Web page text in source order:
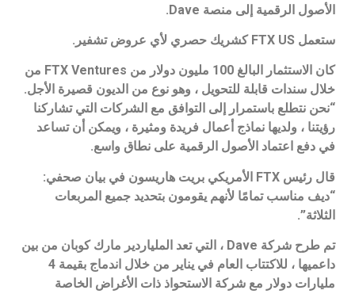
الأصول الرقمية إلى منصة Dave.
ستعمل FTX US كشريك حصري لأي عروض تشفير.
كان الاستثمار البالغ 100 مليون دولار من FTX Ventures من
خلال سندات قابلة للتحويل ، وهو نوع من الديون قصيرة الأجل.
“نحن نتطلع باستمرار إلى التوافق مع الشركات التي تشاركنا
رؤيتنا ، ولديها نماذج أعمال فريدة ومثيرة ، ويمكن أن تساعد
في دفع اعتماد الأصول الرقمية على نطاق واسع.
قال رئيس FTX الأمريكي بريت هاريسون في بيان صحفي:
“ديف مناسب تمامًا لأنهم يقومون بتحديد جميع المربعات
الثلاثة”.
تم طرح شركة Dave ، التي تعد الملياردير مارك كوبان من بين
داعميها ، للاكتتاب العام في يناير من خلال اندماج بقيمة 4
مليارات دولار مع شركة الاستحواذ ذات الأغراض الخاصة